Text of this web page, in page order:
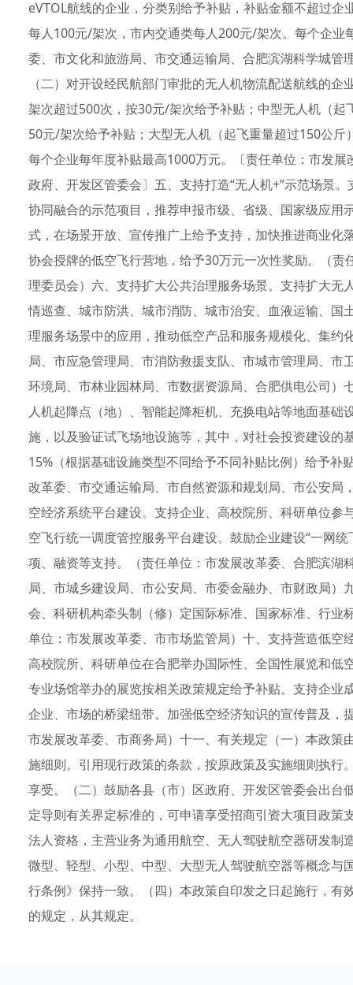
eVTOL航线的企业，分类别给予补贴，补贴金额不超过
每人100元/架次，市内交通类每人200元/架次。每个企
委、市文化和旅游局、市交通运输局、合肥滨湖科学城
（二）对开设经民航部门审批的无人机物流配送航线的
架次超过500次，按30元/架次给予补贴；中型无人机（
50元/架次给予补贴；大型无人机（起飞重量超过150公
每个企业每年度补贴最高1000万元。〔责任单位：市发
政府、开发区管委会〕五、支持打造“无人机+”示范场景
协同融合的示范项目，推荐申报市级、省级、国家级应
式，在场景开放、宣传推广上给予支持，加快推进商业
协会授牌的低空飞行营地，给予30万元一次性奖励。（
理委员会）六、支持扩大公共治理服务场景。支持扩大
情巡查、城市防洪、城市消防、城市治安、血液运输、
理服务场景中的应用，推动低空产品和服务规模化、集
局、市应急管理局、市消防救援支队、市城市管理局、
环境局、市林业园林局、市数据资源局、合肥供电公司
人机起降点（地）、智能起降柜机、充换电站等地面基
施，以及验证试飞场地设施等，其中，对社会投资建设
15%（根据基础设施类型不同给予不同补贴比例）给予
改革委、市交通运输局、市自然资源和规划局、市公安
空经济系统平台建设。支持企业、高校院所、科研单位
空飞行统一调度管控服务平台建设。鼓励企业建设“一网
项、融资等支持。（责任单位：市发展改革委、合肥滨
局、市城乡建设局、市公安局、市委金融办、市财政局
会、科研机构牵头制（修）定国际标准、国家标准、行
单位：市发展改革委、市市场监管局）十、支持营造低
高校院所、科研单位在合肥举办国际性、全国性展览和
专业场馆举办的展览按相关政策规定给予补贴。支持企
企业、市场的桥梁纽带。加强低空经济知识的宣传普及
市发展改革委、市商务局）十一、有关规定（一）本政
施细则。引用现行政策的条款，按原政策及实施细则执
享受。（二）鼓励各县（市）区政府、开发区管委会出
定导则有关界定标准的，可申请享受招商引资大项目政
法人资格，主营业务为通用航空、无人驾驶航空器研发
微型、轻型、小型、中型、大型无人驾驶航空器等概念
行条例》保持一致。（四）本政策自印发之日起施行，
的规定，从其规定。